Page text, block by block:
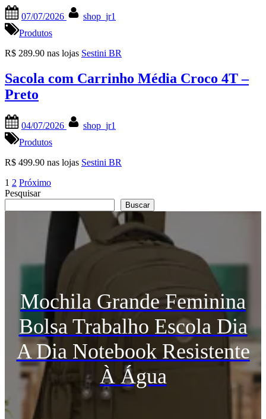
on
07/07/2026
shop_jr1
Produtos
R$ 289.90 nas lojas Sestini BR
Sacola com Carrinho Média Croco 4T –
Preto
on
04/07/2026
shop_jr1
Produtos
R$ 499.90 nas lojas Sestini BR
Paginação
de
posts
1 2 Próximo
Pesquisar
Buscar
Mochila Grande Feminina
Bolsa Trabalho Escola Dia
A Dia Notebook Resistente
À Água